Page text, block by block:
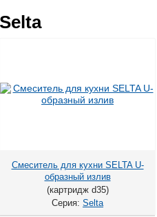
Selta
Смеситель для кухни SELTA U-
образный излив
(картридж d35)
Серия: Selta